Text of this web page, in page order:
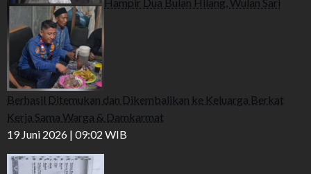
Hampir Dua Bulan Hilang, Wulan Sari
Berhasil Ditemukan dan Dikembalikan ke Keluarga Berkat
Kerja Sama Warga & Damkarmat
19 Juni 2026 | 09:02 WIB